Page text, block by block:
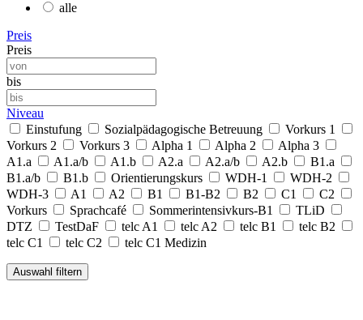
alle
Preis
Preis
bis
Niveau
Einstufung
Sozialpädagogische Betreuung
Vorkurs 1
Vorkurs 2
Vorkurs 3 Alpha 1 Alpha 2
Alpha 3
A1.a
A1.a/b A1.b A2.a A2.a/b A2.b
B1.a
B1.a/b
B1.b Orientierungskurs WDH-1
WDH-2
WDH-3
A1 A2 B1 B1-B2 B2 C1
C2
Vorkurs
Sprachcafé Sommerintensivkurs-B1
TLiD
DTZ
TestDaF telc A1 telc A2 telc B1
telc B2
telc C1
telc C2 telc C1 Medizin